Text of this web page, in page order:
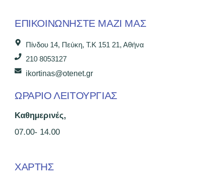
ΕΠΙΚΟΙΝΩΝΉΣΤΕ ΜΑΖΊ ΜΑΣ
Πίνδου 14, Πεύκη, Τ.Κ 151 21, Αθήνα
210 8053127
ikortinas@otenet.gr
ΩΡΑΡΙΟ ΛΕΙΤΟΥΡΓΙΑΣ
Καθημερινές,
07.00- 14.00
ΧΑΡΤΗΣ